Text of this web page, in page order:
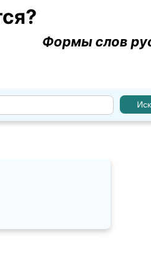
Формы слов